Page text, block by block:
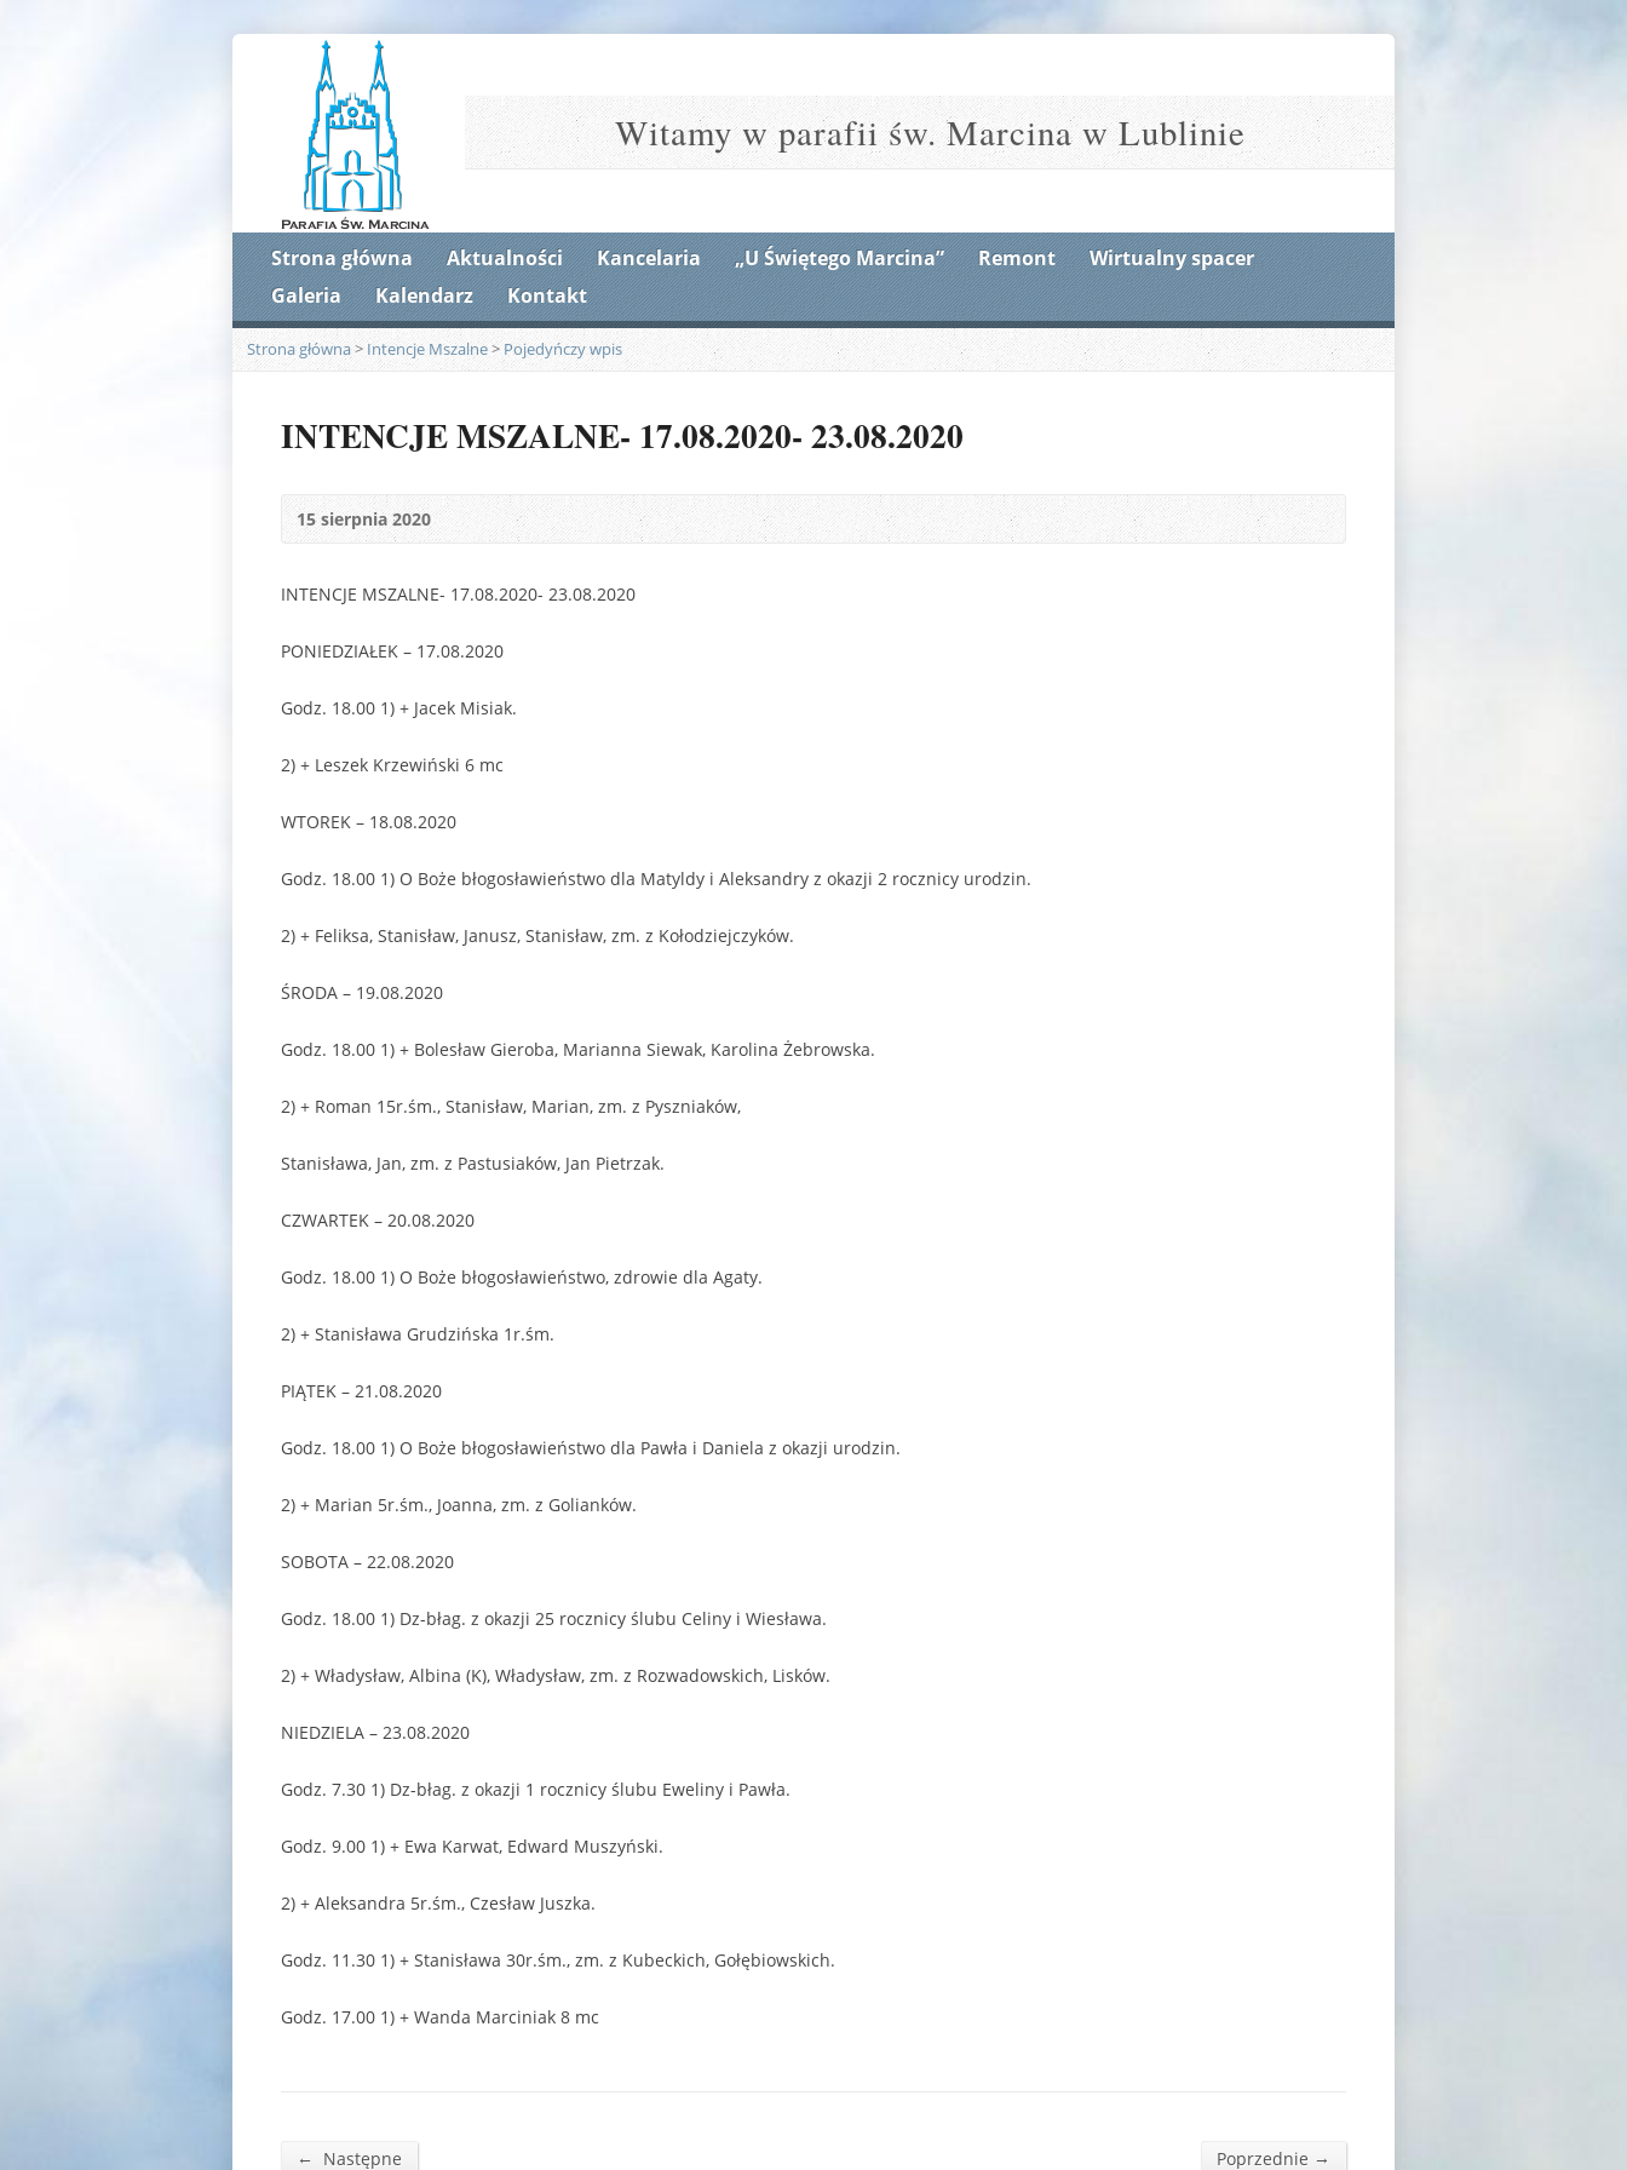
Witamy w parafii św. Marcina w Lublinie
Strona główna Aktualności Kancelaria „U Świętego Marcina” Remont
Wirtualny spacer
Galeria
Kalendarz Kontakt
Strona główna>Intencje Mszalne> Pojedyńczy wpis
INTENCJE MSZALNE- 17.08.2020- 23.08.2020
15 sierpnia 2020
INTENCJE MSZALNE- 17.08.2020- 23.08.2020
PONIEDZIAŁEK – 17.08.2020
Godz. 18.00 1) + Jacek Misiak.
2) + Leszek Krzewiński 6 mc
WTOREK – 18.08.2020
Godz. 18.00 1) O Boże błogosławieństwo dla Matyldy i Aleksandry z okazji 2 rocznicy urodzin.
2) + Feliksa, Stanisław, Janusz, Stanisław, zm. z Kołodziejczyków.
ŚRODA – 19.08.2020
Godz. 18.00 1) + Bolesław Gieroba, Marianna Siewak, Karolina Żebrowska.
2) + Roman 15r.śm., Stanisław, Marian, zm. z Pyszniaków,
Stanisława, Jan, zm. z Pastusiaków, Jan Pietrzak.
CZWARTEK – 20.08.2020
Godz. 18.00 1) O Boże błogosławieństwo, zdrowie dla Agaty.
2) + Stanisława Grudzińska 1r.śm.
PIĄTEK – 21.08.2020
Godz. 18.00 1) O Boże błogosławieństwo dla Pawła i Daniela z okazji urodzin.
2) + Marian 5r.śm., Joanna, zm. z Golianków.
SOBOTA – 22.08.2020
Godz. 18.00 1) Dz-błag. z okazji 25 rocznicy ślubu Celiny i Wiesława.
2) + Władysław, Albina (K), Władysław, zm. z Rozwadowskich, Lisków.
NIEDZIELA – 23.08.2020
Godz. 7.30 1) Dz-błag. z okazji 1 rocznicy ślubu Eweliny i Pawła.
Godz. 9.00 1) + Ewa Karwat, Edward Muszyński.
2) + Aleksandra 5r.śm., Czesław Juszka.
Godz. 11.30 1) + Stanisława 30r.śm., zm. z Kubeckich, Gołębiowskich.
Godz. 17.00 1) + Wanda Marciniak 8 mc
← Następne Poprzednie →